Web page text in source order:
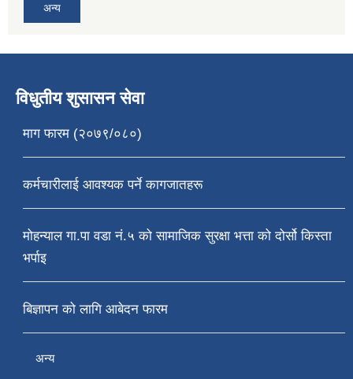
अन्य
विधुतीय शुसासन सेवा
माग फारम (२०७९/०८०)
कर्मचारीलाई आवश्यक पर्ने कागजातहरू
मोहन्याल गा.पा वडा नं.५ को सामाजिक सुरक्षा भत्ता को दोर्सो किस्ता
भर्पाइ
बिज्ञापन को लागि आबेदन फारम
अन्य